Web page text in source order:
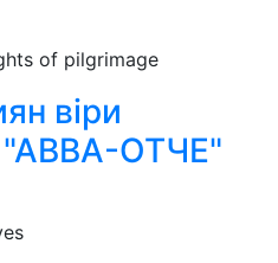
of pilgrimage
віри
"АВВА-ОТЧЕ"